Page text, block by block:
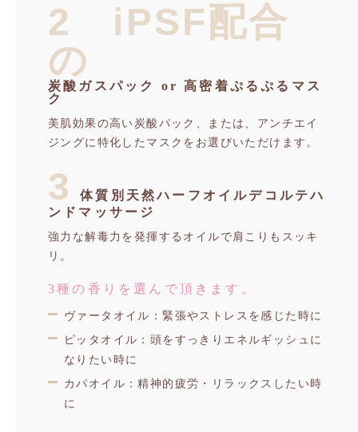
2 iPSF配合
の
炭酸ガスパック or 高密着ぷるぷるマス
ク
美肌効果の高い炭酸パック、または、アンチエイ
ジングに特化したマスクをお選びいただけます。
3
体質別天然ハーフオイルデコルテハ
ンドマッサージ
強力な解毒力を発揮するオイルで肩こりもスッキ
リ。
3種の香りを選んで頂きます。
ヴァータオイル：緊張やストレスを感じた時に
ピッタオイル：頭をすっきりエネルギッシュに
なりたい時に
カパオイル：精神的疲労・リラックスしたい時
に